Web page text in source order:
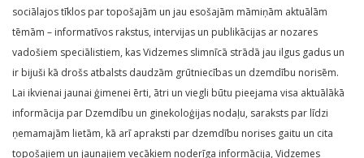
sociālajos tīklos par topošajām un jau esošajām māmiņām aktuālām
tēmām – informatīvos rakstus, intervijas un publikācijas ar nozares
vadošiem speciālistiem, kas Vidzemes slimnīcā strādā jau ilgus gadus un
ir bijuši kā drošs atbalsts daudzām grūtniecības un dzemdību norisēm.
Lai ikvienai jaunai ģimenei ērti, ātri un viegli būtu pieejama visa aktuālākā
informācija par Dzemdību un ginekoloģijas nodaļu, saraksts par līdzi
ņemamajām lietām, kā arī apraksti par dzemdību norises gaitu un cita
topošajiem un jaunajiem vecākiem noderīga informācija, Vidzemes